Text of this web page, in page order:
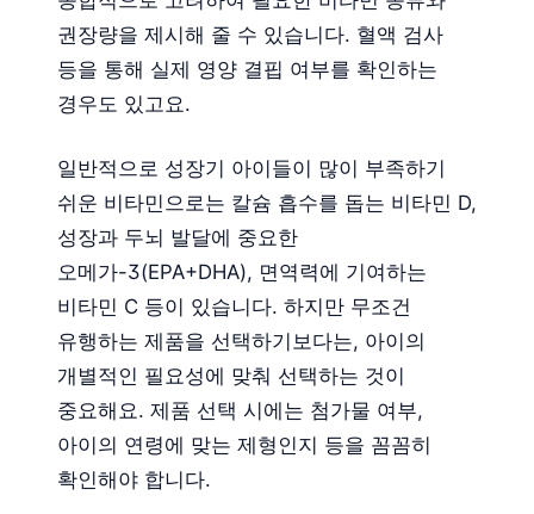
권장량을 제시해 줄 수 있습니다. 혈액 검사
등을 통해 실제 영양 결핍 여부를 확인하는
경우도 있고요.
일반적으로 성장기 아이들이 많이 부족하기
쉬운 비타민으로는 칼슘 흡수를 돕는 비타민 D,
성장과 두뇌 발달에 중요한
오메가-3(EPA+DHA), 면역력에 기여하는
비타민 C 등이 있습니다. 하지만 무조건
유행하는 제품을 선택하기보다는, 아이의
개별적인 필요성에 맞춰 선택하는 것이
중요해요. 제품 선택 시에는 첨가물 여부,
아이의 연령에 맞는 제형인지 등을 꼼꼼히
확인해야 합니다.